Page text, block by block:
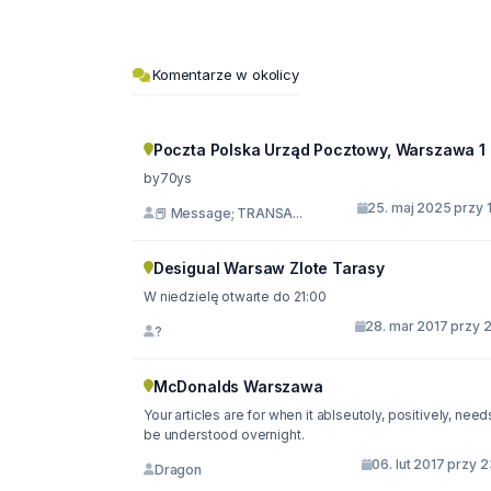
Komentarze w okolicy
Poczta Polska Urząd Pocztowy, Warszawa 1
by70ys
📕 Message; TRANSA... 25. maj 2025 przy
Desigual Warsaw Zlote Tarasy
W niedzielę otwarte do 21:00
? 28. mar 2017 przy
McDonalds Warszawa
Your articles are for when it ablseutoly, positively,
be understood overnight.
Dragon 06. lut 2017 przy